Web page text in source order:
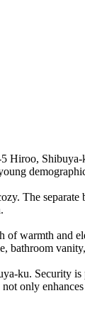
Hiroo,
The
warmth and
bathroom
ku. Security
only enhances